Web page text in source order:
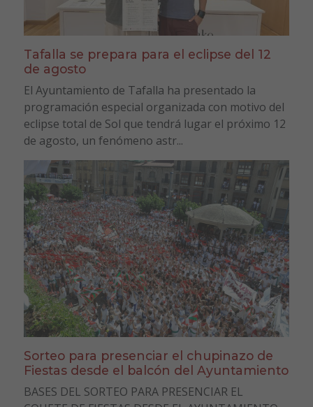
Tafalla se prepara para el eclipse del 12
de agosto
El Ayuntamiento de Tafalla ha presentado la
programación especial organizada con motivo del
eclipse total de Sol que tendrá lugar el próximo 12
de agosto, un fenómeno astr...
Sorteo para presenciar el chupinazo de
Fiestas desde el balcón del Ayuntamiento
BASES DEL SORTEO PARA PRESENCIAR EL